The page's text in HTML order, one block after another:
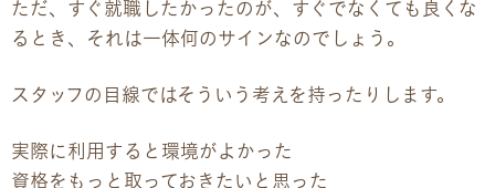
資料請求
採用情報
ただ、すぐ就職したかったのが、すぐでなくても良くな
るとき、それは一体何のサインなのでしょう。
スタッフの目線ではそういう考えを持ったりします。
実際に利用すると環境がよかった
資格をもっと取っておきたいと思った